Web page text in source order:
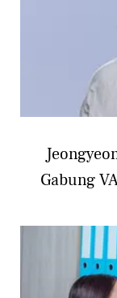
Gabung